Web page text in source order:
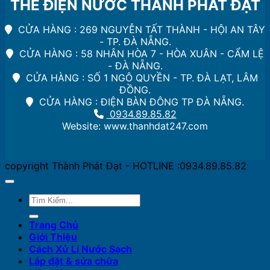
THẾ ĐIỆN NƯỚC THÀNH PHÁT ĐẠT
CỬA HÀNG : 269 NGUYỄN TẤT THÀNH - HỘI AN TÂY
- TP. ĐÀ NẴNG.
CỬA HÀNG : 58 NHÂN HÒA 7 - HÒA XUÂN - CẨM LỆ
- ĐÀ NẴNG.
CỬA HÀNG : SỐ 1 NGÔ QUYỀN - TP. ĐÀ LẠT, LÂM
ĐỒNG.
CỬA HÀNG : ĐIỆN BÀN ĐÔNG TP ĐÀ NẴNG.
0934.89.85.82
Website: www.thanhdat247.com
copyright Thành Phát Đạt - HOTLINE :0934.89.85.82
Trang Chủ
Giới Thiệu
Cách Xử Lí Nước Sạch
Lắp đặt & sửa chữa